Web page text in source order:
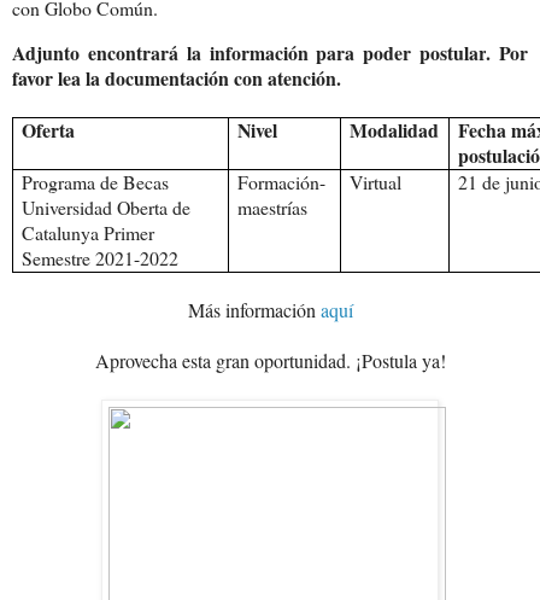
con Globo Común.
Adjunto encontrará la información para poder postular. Por
favor lea la documentación con atención.
Oferta
Nivel Modalidad
Fecha
Programa de Becas
Universidad Oberta de
Catalunya Primer
Semestre 2021-2022
Formación-
maestrías
Virtual 21 de
Más información aquí
Aprovecha esta gran oportunidad. ¡Postula ya!